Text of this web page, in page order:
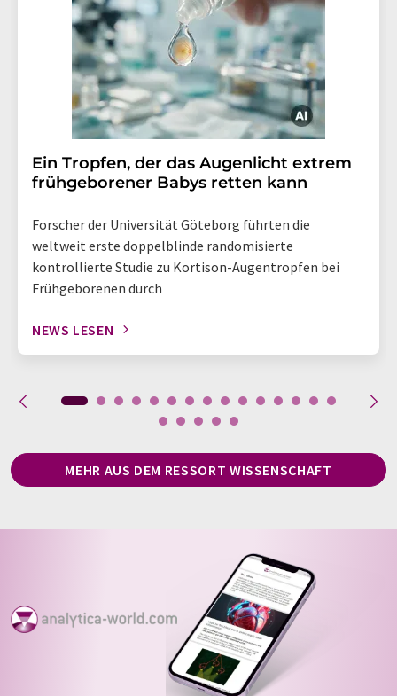
Ein Tropfen, der das Augenlicht extrem
frühgeborener Babys retten kann
Forscher der Universität Göteborg führten die
weltweit erste doppelblinde randomisierte
kontrollierte Studie zu Kortison-Augentropfen bei
Frühgeborenen durch
NEWS LESEN
MEHR AUS DEM RESSORT WISSENSCHAFT